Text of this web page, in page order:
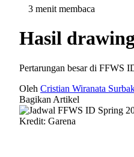
3 menit membaca
Hasil
Pertarungan besar di FFWS
Oleh Cristian Wiranata
Bagikan Artikel
Kredit: Garena